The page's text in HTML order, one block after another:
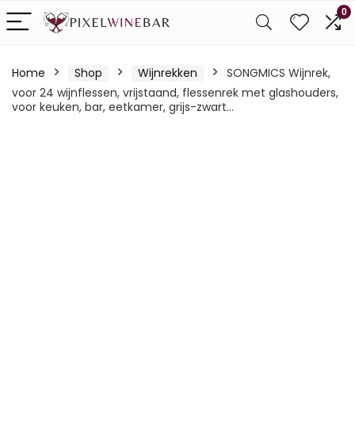
0
Home Shop Wijnrekken
SONGMICS Wijnrek,
voor 24 wijnflessen, vrijstaand, flessenrek met glashouders,
voor keuken, bar, eetkamer, grijs-zwart…